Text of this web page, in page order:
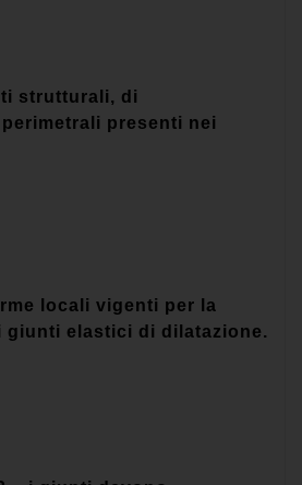
strutturali, di
presenti nei
locali vigenti per la
giunti elastici di dilatazione.